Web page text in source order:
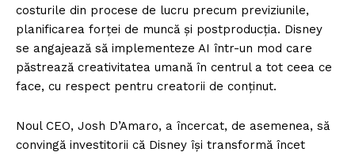
costurile din procese de lucru precum previziunile,
planificarea forței de muncă și postproducția. Disney
se angajează să implementeze AI într-un mod care
păstrează creativitatea umană în centrul a tot ceea ce
face, cu respect pentru creatorii de conținut.
Noul CEO, Josh D’Amaro, a încercat, de asemenea, să
convingă investitorii că Disney își transformă încet